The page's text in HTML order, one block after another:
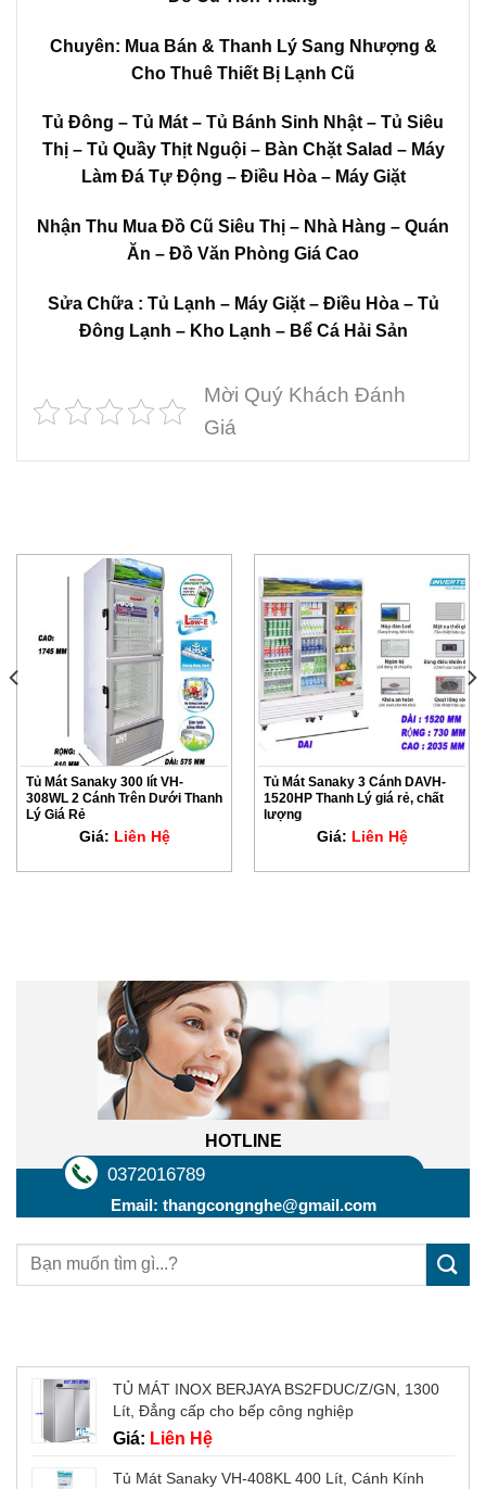
HOTLINE
0372016789
Email: thangcongnghe@gmail.com
TỦ MÁT INOX BERJAYA BS2FDUC/Z/GN, 1300
Lít, Đẳng cấp cho bếp công nghiệp
Giá: Liên Hệ
Tủ Mát Sanaky VH-408KL 400 Lít, Cánh Kính
Chuyên: Mua Bán & Thanh Lý Sang Nhượng &
Cho Thuê Thiết Bị Lạnh Cũ
Tủ Đông – Tủ Mát – Tủ Bánh Sinh Nhật – Tủ Siêu
Thị – Tủ Quầy Thịt Nguội – Bàn Chặt Salad – Máy
Làm Đá Tự Động – Điều Hòa – Máy Giặt
Nhận Thu Mua Đồ Cũ Siêu Thị – Nhà Hàng – Quán
Ăn – Đồ Văn Phòng Giá Cao
Sửa Chữa : Tủ Lạnh – Máy Giặt – Điều Hòa – Tủ
Đông Lạnh – Kho Lạnh – Bể Cá Hải Sản
Mời Quý Khách Đánh
Giá
Tủ Mát Sanaky 300 lít VH-
308WL 2 Cánh Trên Dưới Thanh
Lý Giá Rẻ
Giá: Liên Hệ
Tủ Mát Sanaky 3 Cánh DAVH-
1520HP Thanh Lý giá rẻ, chất
lượng
Giá: Liên Hệ